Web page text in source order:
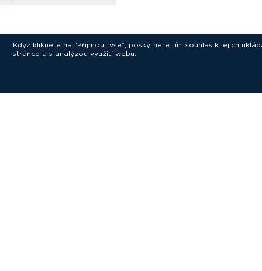
Když kliknete na “Přijmout vše”, poskytnete tím souhlas k jejich
stránce a s analýzou využití webu.